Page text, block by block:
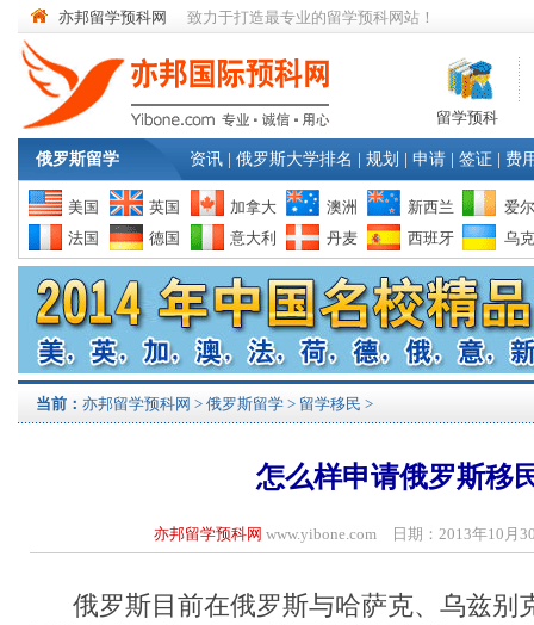
亦邦留学预科网 致力于打造最专业的留学预科网站！
留学预科
俄罗斯留学 资讯 俄罗斯大学排名 规划 申请 签证 费
美国 英国 加拿大 澳洲 新西兰
爱
法国
德国 意大利 丹麦 西班牙 乌
当前： 亦邦留学预科网 > 俄罗斯留学 > 留学移民 >
怎么样申请俄罗斯移
亦邦留学预科网 www.yibone.com 日期：2013年10月
俄罗斯目前在俄罗斯与哈萨克、乌兹别